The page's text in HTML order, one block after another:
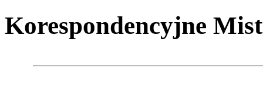
Korespondencyjne